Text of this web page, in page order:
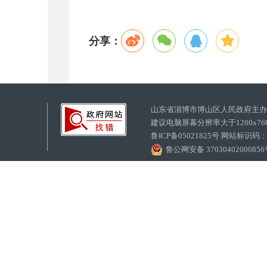
分享：
山东省淄博市博山区人民政府
建议电脑屏幕分辨率大于
鲁ICP备05021825号 网站标识码
鲁公网安备 37030402000856